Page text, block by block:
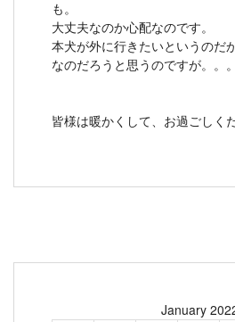
も。
大丈夫なのか心配なのです。
本犬が外に行きたいというのだ
なのだろうと思うのですが。。。
皆様は暖かくして、お過ごしく
January